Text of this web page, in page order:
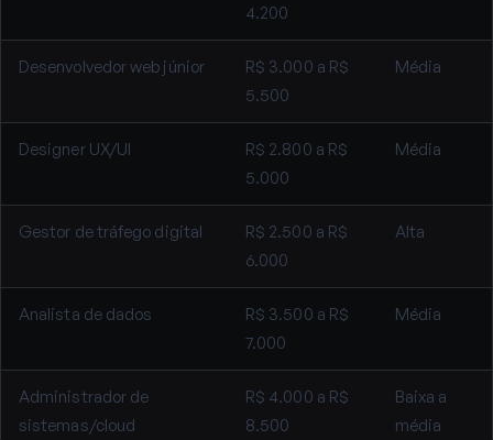
4.200
Desenvolvedor web júnior
R$ 3.000 a R$
5.500
Média
Designer UX/UI
R$ 2.800 a R$
5.000
Média
Gestor de tráfego digital
R$ 2.500 a R$
6.000
Alta
Analista de dados
R$ 3.500 a R$
7.000
Média
Administrador de
sistemas/cloud
R$ 4.000 a R$
8.500
Baixa a
média